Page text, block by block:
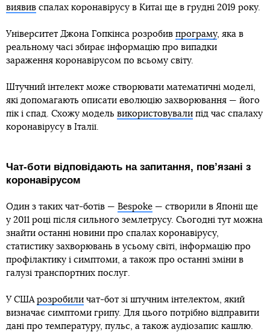
виявив спалах коронавірусу в Китаї ще в грудні 2019 року.
Університет Джона Гопкінса розробив програму, яка в
реальному часі збирає інформацію про випадки
зараження коронавірусом по всьому світу.
Штучний інтелект може створювати математичні моделі,
які допомагають описати еволюцію захворювання — його
пік і спад. Схожу модель використовували під час спалаху
коронавірусу в Італії.
Чат-боти відповідають на запитання, повʼязані з
коронавірусом
Один з таких чат-ботів — Bespoke — створили в Японії ще
у 2011 році після сильного землетрусу. Сьогодні тут можна
знайти останні новини про спалах коронавірусу,
статистику захворювань в усьому світі, інформацію про
профілактику і симптоми, а також про останні зміни в
галузі транспортних послуг.
У США розробили чат-бот зі штучним інтелектом, який
визначає симптоми грипу. Для цього потрібно відправити
дані про температуру, пульс, а також аудіозапис кашлю.